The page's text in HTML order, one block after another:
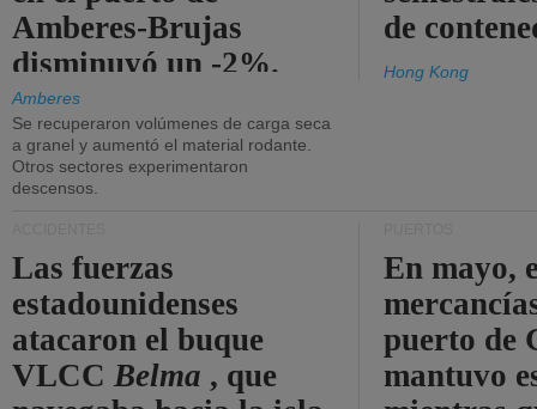
Amberes-Brujas
disminuyó un -2%.
Amberes
Se recuperaron volúmenes de carga seca
a granel y aumentó el material rodante.
Otros sectores experimentaron
descensos.
de
Hong Kong
Las fuerzas
estadounidenses
atacaron el buque
VLCCBelma , que
En mayo,
puerto de
mantuvo